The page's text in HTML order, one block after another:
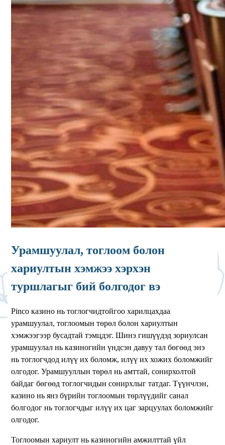
Урамшуулал, тоглоом болон
хариултын хэмжээ хэрхэн
туршлагыг бий болгодог вэ
Pinco казино нь тоглогчидтойгоо харилцахдаа
урамшуулал, тоглоомын төрөл болон хариултын
хэмжээгээр бусадтай тэмцдэг. Шинэ гишүүдэд зориулсан
урамшуулал нь казиногийн үндсэн давуу тал бөгөөд энэ
нь тоглогчдод илүү их боломж, илүү их хожих боломжийг
олгодог. Урамшууллын төрөл нь амттай, сонирхолтой
байдаг бөгөөд тоглогчидын сонирхлыг татдаг. Түүнчлэн,
казино нь янз бүрийн тоглоомын төрлүүдийг санал
болгодог нь тоглогчдыг илүү их цаг зарцуулах боломжийг
олгодог.
Тоглоомын хариулт нь казиногийн амжилттай үйл